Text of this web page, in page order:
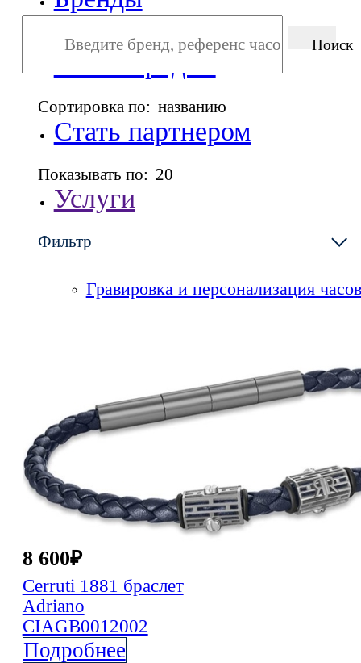
Стать партнером
Услуги
Сервисный центр
Гравировка и персонализация часов
Видеоблог
Новости
Контакты
Поиск
Сортировка по: названию
Показывать по: 20
Фильтр
8 600₽
Cerruti 1881 браслет
Adriano
CIAGB0012002
Подробнее